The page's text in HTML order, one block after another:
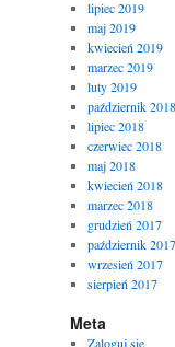
lipiec 2019
maj 2019
kwiecień 2019
marzec 2019
luty 2019
październik 2018
lipiec 2018
czerwiec 2018
maj 2018
kwiecień 2018
marzec 2018
grudzień 2017
październik 2017
wrzesień 2017
sierpień 2017
Meta
Zaloguj się